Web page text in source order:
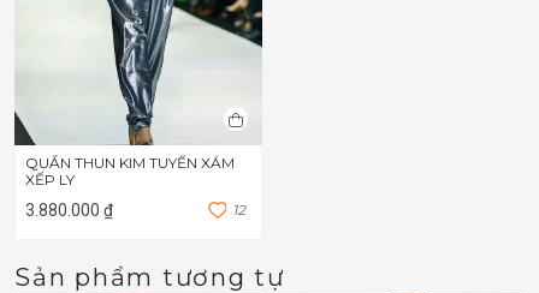
QUẦN THUN KIM TUYẾN XÁM
XẾP LY
3.880.000 ₫ 12
Sản phẩm tương tự